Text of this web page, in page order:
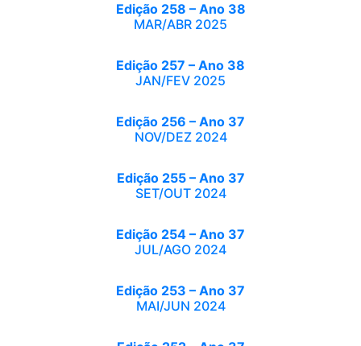
Edição 258 – Ano 38
MAR/ABR 2025
Edição 257 – Ano 38
JAN/FEV 2025
Edição 256 – Ano 37
NOV/DEZ 2024
Edição 255 – Ano 37
SET/OUT 2024
Edição 254 – Ano 37
JUL/AGO 2024
Edição 253 – Ano 37
MAI/JUN 2024